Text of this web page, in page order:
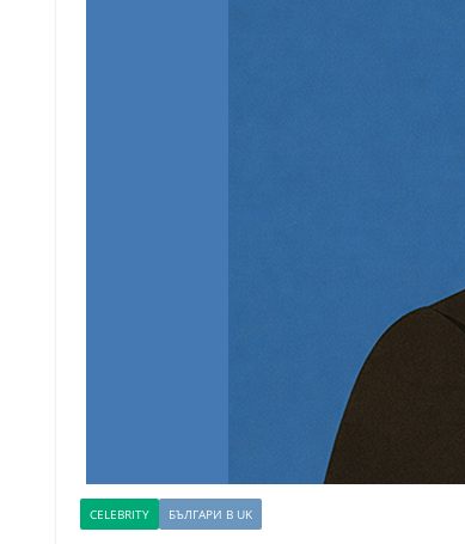
CELEBRITY БЪЛГАРИ В UK